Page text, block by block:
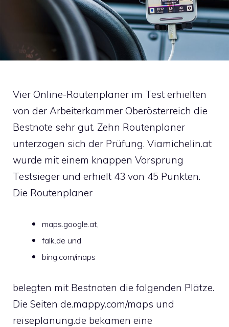
Vier Online-Routenplaner im Test erhielten
von der Arbeiterkammer Oberösterreich die
Bestnote sehr gut. Zehn Routenplaner
unterzogen sich der Prüfung. Viamichelin.at
wurde mit einem knappen Vorsprung
Testsieger und erhielt 43 von 45 Punkten.
Die Routenplaner
maps.google.at,
falk.de und
bing.com/maps
belegten mit Bestnoten die folgenden Plätze.
Die Seiten de.mappy.com/maps und
reiseplanung.de bekamen eine